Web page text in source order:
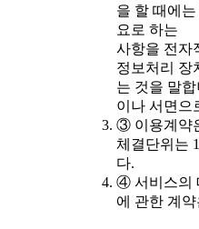
을 할 때에
요로 하는
사항을 전자
정보처리 장
는 것을 말
이나 서면으
③ 이용계약
체결단위는
다.
④ 서비스의
에 관한 계